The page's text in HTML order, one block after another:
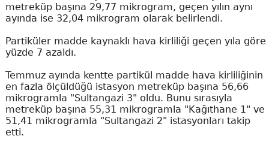
metreküp başına 29,77 mikrogram, geçen yılın aynı
ayında ise 32,04 mikrogram olarak belirlendi.
Partiküler madde kaynaklı hava kirliliği geçen yıla göre
yüzde 7 azaldı.
Temmuz ayında kentte partikül madde hava kirliliğinin
en fazla ölçüldüğü istasyon metreküp başına 56,66
mikrogramla "Sultangazi 3" oldu. Bunu sırasıyla
metreküp başına 55,31 mikrogramla "Kağıthane 1" ve
51,41 mikrogramla "Sultangazi 2" istasyonları takip
etti.